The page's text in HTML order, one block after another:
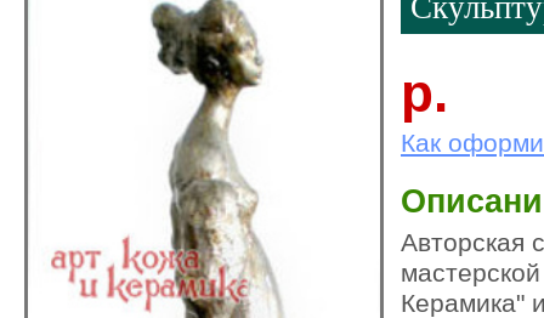
р.
Как
Авторская
Керамика"